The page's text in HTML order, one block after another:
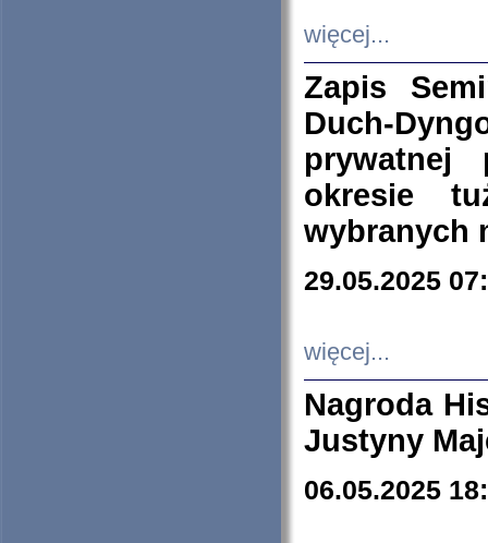
więcej...
Zapis
Duch-
prywatnej
okresie
wybranych
29.05.2025
więcej...
Nagroda
Justyny
06.05.2025